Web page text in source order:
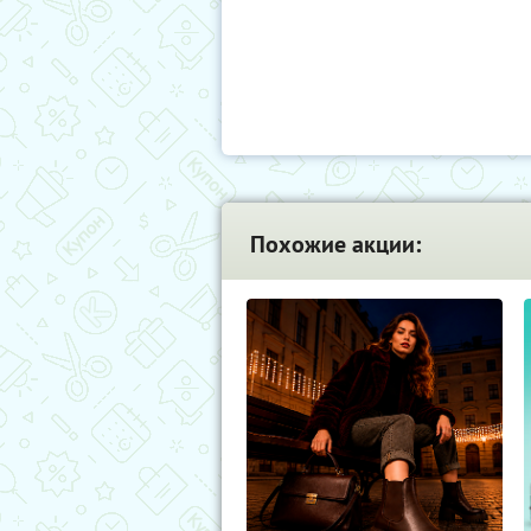
Похожие акции: